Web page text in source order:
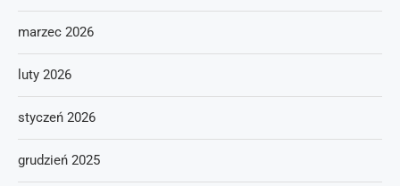
marzec 2026
luty 2026
styczeń 2026
grudzień 2025